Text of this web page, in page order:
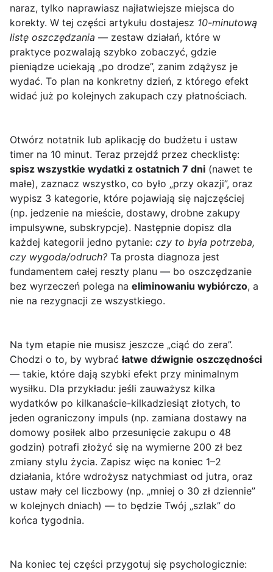
naraz, tylko naprawiasz najłatwiejsze miejsca do
korekty. W tej części artykułu dostajesz 10-minutową
listę oszczędzania — zestaw działań, które w
praktyce pozwalają szybko zobaczyć, gdzie
pieniądze uciekają „po drodze”, zanim zdążysz je
wydać. To plan na konkretny dzień, z którego efekt
widać już po kolejnych zakupach czy płatnościach.
Otwórz notatnik lub aplikację do budżetu i ustaw
timer na 10 minut. Teraz przejdź przez checklistę:
spisz wszystkie wydatki z ostatnich 7 dni (nawet te
małe), zaznacz wszystko, co było „przy okazji”, oraz
wypisz 3 kategorie, które pojawiają się najczęściej
(np. jedzenie na mieście, dostawy, drobne zakupy
impulsywne, subskrypcje). Następnie dopisz dla
każdej kategorii jedno pytanie: czy to była potrzeba,
czy wygoda/odruch? Ta prosta diagnoza jest
fundamentem całej reszty planu — bo oszczędzanie
bez wyrzeczeń polega na eliminowaniu wybiórczo, a
nie na rezygnacji ze wszystkiego.
Na tym etapie nie musisz jeszcze „ciąć do zera”.
Chodzi o to, by wybraćłatwe dźwignie oszczędności
— takie, które dają szybki efekt przy minimalnym
wysiłku. Dla przykładu: jeśli zauważysz kilka
wydatków po kilkanaście-kilkadziesiąt złotych, to
jeden ograniczony impuls (np. zamiana dostawy na
domowy posiłek albo przesunięcie zakupu o 48
godzin) potrafi złożyć się na wymierne 200 zł bez
zmiany stylu życia. Zapisz więc na koniec 1–2
działania, które wdrożysz natychmiast od jutra, oraz
ustaw mały cel liczbowy (np. „mniej o 30 zł dziennie”
w kolejnych dniach) — to będzie Twój „szlak” do
końca tygodnia.
Na koniec tej części przygotuj się psychologicznie: